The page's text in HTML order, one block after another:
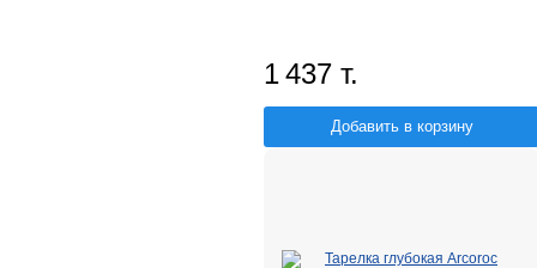
1 437 т.
Добавить в корзину